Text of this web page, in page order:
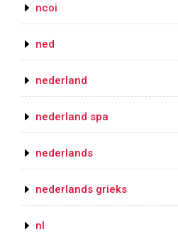
ncoi
ned
nederland
nederland spa
nederlands
nederlands grieks
nl